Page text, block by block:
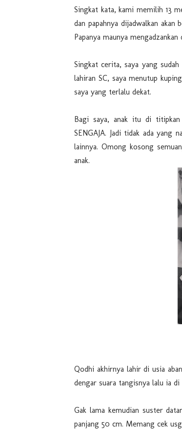
Singkat kata, kami memilih 13
dan papahnya dijadwalkan
Papanya maunya
Singkat cerita, saya yang sudah
lahiran SC, saya menutup
saya yang terlalu dekat.
Bagi saya, anak itu di
SENGAJA. Jadi tidak ada yang
lainnya. Omong kosong
anak.
Qodhi akhirnya lahir di usia
dengar suara tangisnya lalu ia
Gak lama kemudian suster
panjang 50 cm. Memang cek